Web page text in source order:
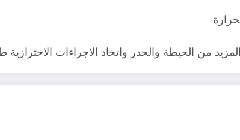
من الحيطة والحذر واتخاذ الاجراءات